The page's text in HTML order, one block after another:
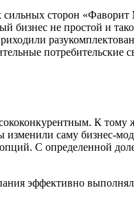
сторон
бизнес не простой и
К
саму бизнес-
С определенной
эффективно